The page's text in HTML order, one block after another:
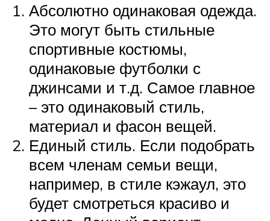
Абсолютно одинаковая одежда.
Это могут быть стильные
спортивные костюмы,
одинаковые футболки с
джинсами и т.д. Самое главное
– это одинаковый стиль,
материал и фасон вещей.
Единый стиль. Если подобрать
всем членам семьи вещи,
например, в стиле кэжаул, это
будет смотреться красиво и